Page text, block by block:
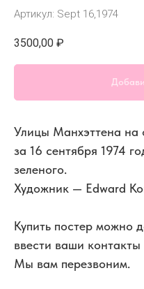
Артикул: Sept 16,1974
3500,00 ₽
Улицы Манхэттена на
за 16 сентября 1974
зеленого.
Художник — Edward
Купить постер можно
ввести ваши
Мы вам перезвоним.